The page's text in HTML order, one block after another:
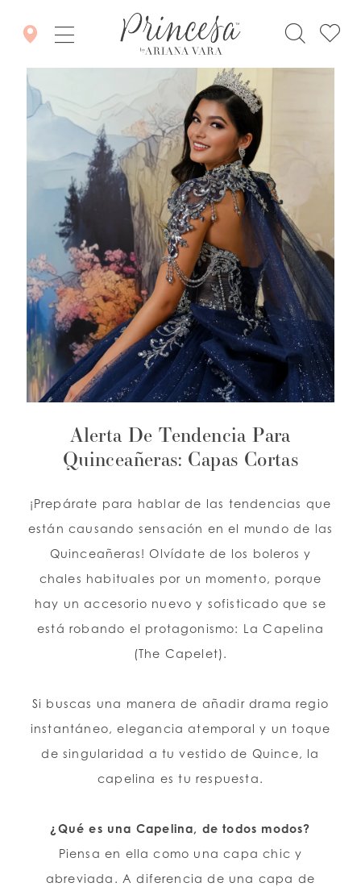
LISTA DE DESEOS
ESPAÑOL INGLES
Alerta De Tendencia Para
Quinceañeras: Capas Cortas
¡Prepárate para hablar de las tendencias que
están causando sensación en el mundo de las
Quinceañeras! Olvídate de los boleros y
chales habituales por un momento, porque
hay un accesorio nuevo y sofisticado que se
está robando el protagonismo: La Capelina
(The Capelet).
Si buscas una manera de añadir drama regio
instantáneo, elegancia atemporal y un toque
de singularidad a tu vestido de Quince, la
capelina es tu respuesta.
¿Qué es una Capelina, de todos modos?
Piensa en ella como una capa chic y
abreviada. A diferencia de una capa de